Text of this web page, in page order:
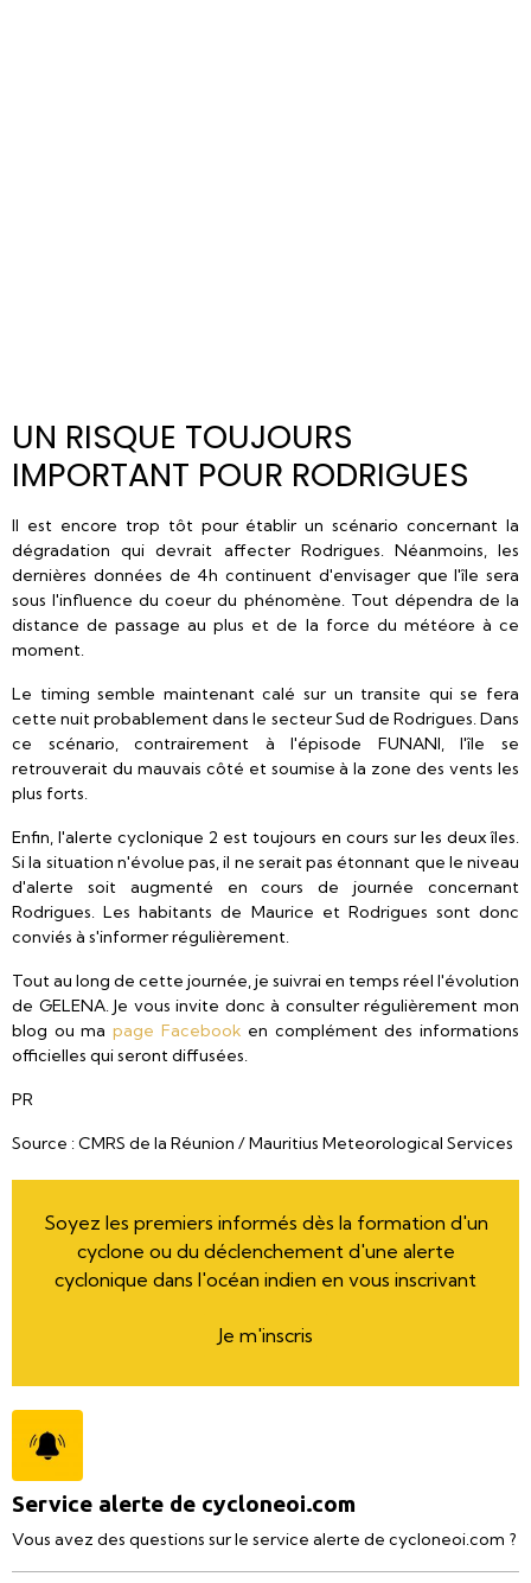
UN RISQUE TOUJOURS
IMPORTANT POUR RODRIGUES
Il est encore trop tôt pour établir un scénario concernant la
dégradation qui devrait affecter Rodrigues. Néanmoins, les
dernières données de 4h continuent d'envisager que l'île sera
sous l'influence du coeur du phénomène. Tout dépendra de la
distance de passage au plus et de la force du météore à ce
moment.
Le timing semble maintenant calé sur un transite qui se fera
cette nuit probablement dans le secteur Sud de Rodrigues. Dans
ce scénario, contrairement à l'épisode FUNANI, l'île se
retrouverait du mauvais côté et soumise à la zone des vents les
plus forts.
Enfin, l'alerte cyclonique 2 est toujours en cours sur les deux îles.
Si la situation n'évolue pas, il ne serait pas étonnant que le niveau
d'alerte soit augmenté en cours de journée concernant
Rodrigues. Les habitants de Maurice et Rodrigues sont donc
conviés à s'informer régulièrement.
Tout au long de cette journée, je suivrai en temps réel l'évolution
de GELENA. Je vous invite donc à consulter régulièrement mon
blog ou ma page Facebook en complément des informations
officielles qui seront diffusées.
PR
Source : CMRS de la Réunion / Mauritius Meteorological Services
Soyez les premiers informés dès la formation d'un
cyclone ou du déclenchement d'une alerte
cyclonique dans l'océan indien en vous inscrivant
Je m'inscris
Service alerte de cycloneoi.com
Vous avez des questions sur le service alerte de cycloneoi.com ?